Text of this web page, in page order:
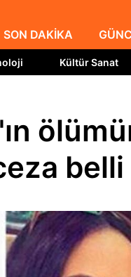
SON DAKİKA
Kültür Sanat
belli